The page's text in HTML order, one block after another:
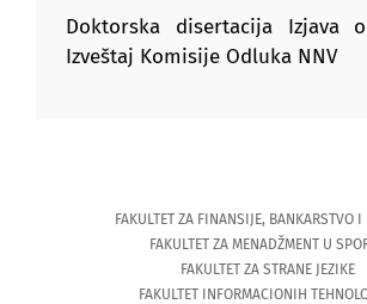
info@alfa.edu.rs
DOKTORSKE STUDIJE
Doktorska disertacija Izjava
Izveštaj Komisije Odluka NNV
FAKULTET ZA FINANSIJE, BANKARSTVO I
FAKULTET ZA MENADŽMENT U
FAKULTET ZA STRANE JEZIKE
FAKULTET INFORMACIONIH